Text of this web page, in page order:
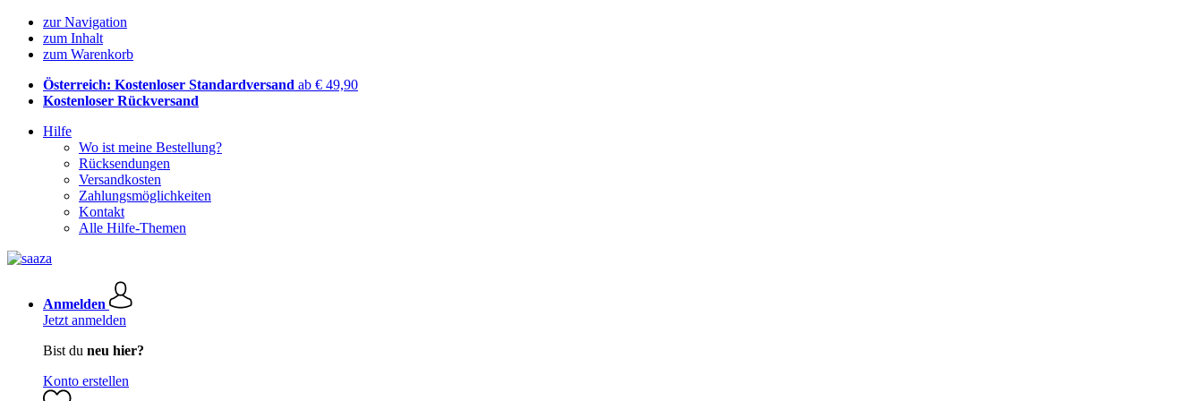
zur Navigation
zum Inhalt
zum Warenkorb
Österreich: Kostenloser Standardversand ab € 49,90
Kostenloser Rückversand
Hilfe
Wo ist meine Bestellung?
Rücksendungen
Versandkosten
Zahlungsmöglichkeiten
Kontakt
Alle Hilfe-Themen
Anmelden
Jetzt anmelden
Bist du neu hier?
Konto erstellen